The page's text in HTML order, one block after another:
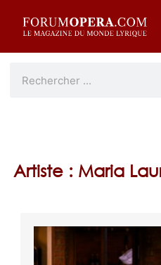
Artiste : Maria